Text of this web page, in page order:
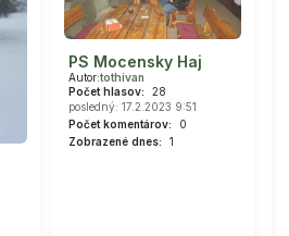
PS Mocensky Haj
Autor:tothivan
Počet hlasov:
28
posledný: 17.2.2023 9:51
Počet komentárov:
0
Zobrazené dnes:
1